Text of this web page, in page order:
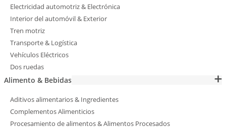
Electricidad automotriz & Electrónica
Interior del automóvil & Exterior
Tren motriz
Transporte & Logística
Vehículos Eléctricos
Dos ruedas
Alimento & Bebidas
Aditivos alimentarios & Ingredientes
Complementos Alimenticios
Procesamiento de alimentos & Alimentos Procesados